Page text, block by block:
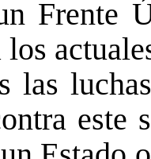
Frente
las
este